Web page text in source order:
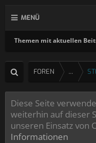
MENÜ
Themen mit aktuellen
FOREN ...
Diese Seite
weiterhin auf dieser
unseren Einsatz von
Informationen